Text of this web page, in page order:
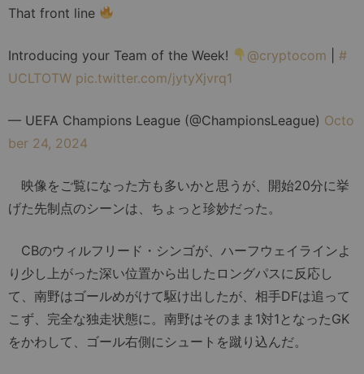
That front line
Introducing your Team of the Week! @cryptocom |#
UCLTOTW pic.twitter.com/jytyXjvrq1
— UEFA Champions League (@ChampionsLeague) Octo
ber 24, 2024
映像をご覧になった方も多いかと思うが、開始20分に挙
げた先制点のシーンは、ちょっと珍妙だった。
CBのウィルフリード・シンゴが、ハーフウェイラインよ
り少し上がった深い位置から出したロングパスに反応し
て、南野はゴールめがけて駆け出したが、相手DFは追って
こず、完全な独走状態に。南野はそのまま1対1となったGK
をかわして、ゴール右側にシュートを蹴り込んだ。